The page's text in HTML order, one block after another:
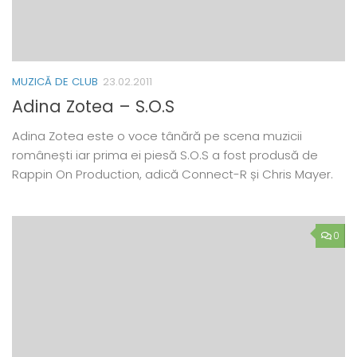
MUZICĂ DE CLUB 23.02.2011
Adina Zotea – S.O.S
Adina Zotea este o voce tânără pe scena muzicii
românești iar prima ei piesă S.O.S a fost produsă de
Rappin On Production, adică Connect-R și Chris Mayer.
0